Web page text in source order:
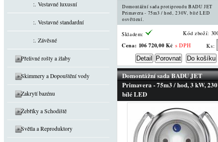
:. Vestavné luxusní
:. Vestavné standardní
:. Závěsné
Přelivné rošty a žlaby
Skimmery a Dopouštění vody
Zakrytí bazénu
Žebříky a Schodiště
Světla a Reproduktory
Domontážní sada protiproudu BADU JET
Primavera - 75m3 / hod, 230V, bílé LED
osvětlení.
Skladem: Kód zboží:
Cena: 106 720,00 Kč s DPH Ks:
Domontážní sada BADU JET
Primavera - 75m3 / hod, 3 kW,
bílé LED